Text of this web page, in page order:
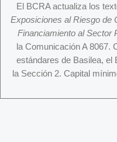
El BCRA actualiza los
Exposiciones al Riesgo de
Financiamiento al Sector
la Comunicación A 8067.
estándares de Basilea, el
la Sección 2. Capital